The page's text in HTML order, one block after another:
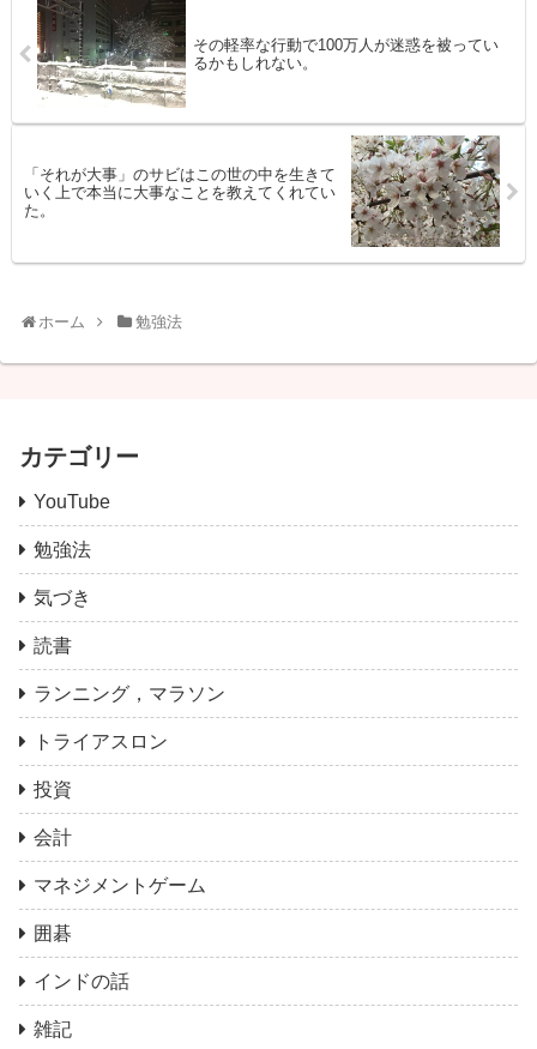
その軽率な行動で100万人が迷惑を被ってい
るかもしれない。
「それが大事」のサビはこの世の中を生きて
いく上で本当に大事なことを教えてくれてい
た。
ホーム 勉強法
カテゴリー
YouTube
勉強法
気づき
読書
ランニング，マラソン
トライアスロン
投資
会計
マネジメントゲーム
囲碁
インドの話
雑記